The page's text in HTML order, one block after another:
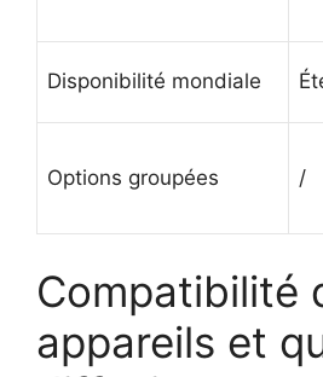
Disponibilité mondiale
Options groupées /
Compatibilité
appareils et